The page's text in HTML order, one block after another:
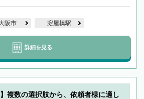
阪市 淀屋橋駅
詳細を見る
複数の選択肢から、依頼者様に適し